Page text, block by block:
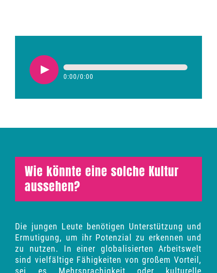
0:00/0:00
Wie könnte eine solche Kultur
aussehen?
Die jungen Leute benötigen Unterstützung und
Ermutigung, um ihr Potenzial zu erkennen und
zu nutzen. In einer globalisierten Arbeitswelt
sind vielfältige Fähigkeiten von großem Vorteil,
sei es Mehrsprachigkeit oder kulturelle